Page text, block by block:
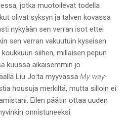
jotka muotoilevat todella
olivat syksyn ja talven kovassa
nykyään sen verran isot ettei
sen verran vakuutuin kyseisen
siihen, millaisen pepun
kuussa aikaisemmin jo
Liu Jo:ta myyvässä My way-
housuja merkiltä, mutta silloin ei
Eilen päätin ottaa uuden
onnistuneeksi.